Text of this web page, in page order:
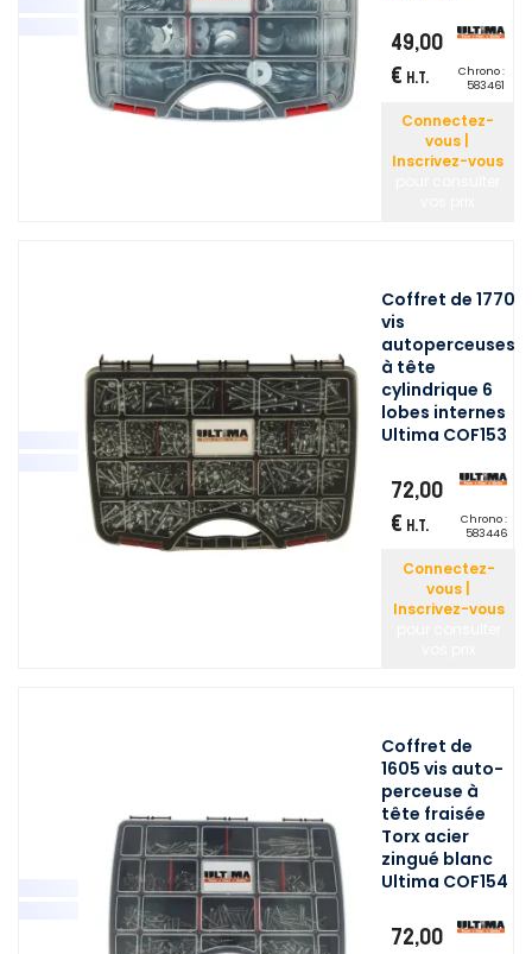
49,00
€ H.T.
Chrono :
583461
Connectez-
vous |
Inscrivez-vous
Coffret de 1770
vis
autoperceuses
à tête
cylindrique 6
lobes internes
Ultima COF153
72,00
€ H.T.
Chrono :
583446
Connectez-
vous |
Inscrivez-vous
Coffret de
1605 vis auto-
perceuse à
tête fraisée
Torx acier
zingué blanc
Ultima COF154
72,00